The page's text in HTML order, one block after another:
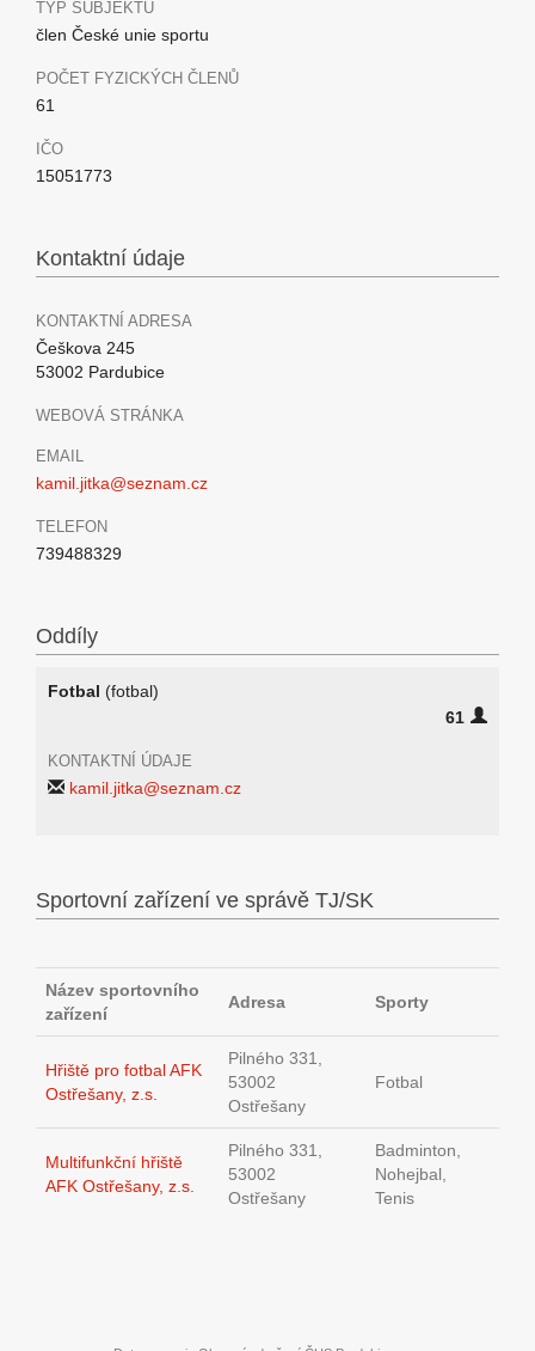
TYP SUBJEKTU
člen České unie sportu
POČET FYZICKÝCH ČLENŮ
61
IČO
15051773
Kontaktní údaje
KONTAKTNÍ ADRESA
Češkova 245
53002 Pardubice
WEBOVÁ STRÁNKA
EMAIL
kamil.jitka@seznam.cz
TELEFON
739488329
Oddíly
Fotbal (fotbal)
61
KONTAKTNÍ ÚDAJE
kamil.jitka@seznam.cz
Sportovní zařízení ve správě TJ/SK
Název sportovního
zařízení
Adresa Sporty
Hřiště pro fotbal AFK
Ostřešany, z.s.
Pilného 331,
53002
Ostřešany
Fotbal
Multifunkční hřiště
AFK Ostřešany, z.s.
Pilného 331,
53002
Ostřešany
Badminton,
Nohejbal,
Tenis